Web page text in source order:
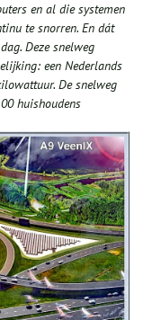
en al die systemen
te snorren. En dát
Deze snelweg
een Nederlands
De snelweg
huishoudens